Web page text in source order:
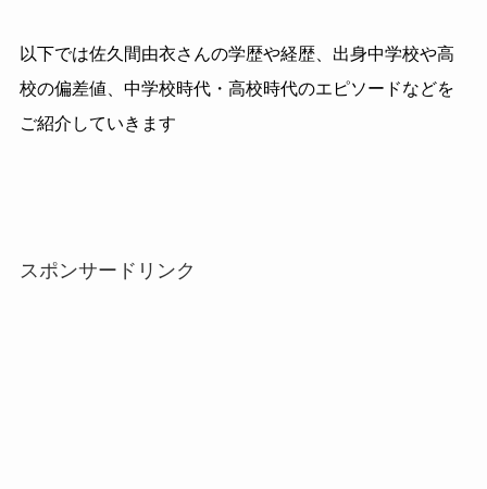
以下では佐久間由衣さんの学歴や経歴、出身中学校や高
校の偏差値、中学校時代・高校時代のエピソードなどを
ご紹介していきます
スポンサードリンク